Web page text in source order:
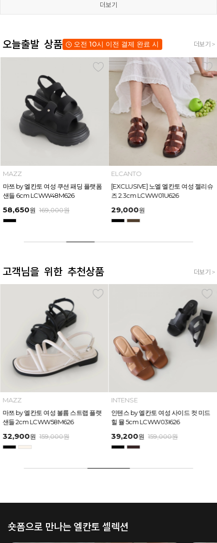
더보기
오늘출발 상품 오전 10시 이전 결제 완료 시 더보기 >
MAZZ
마쯔 by 엘칸토 여성 쿠션 패딩 플랫폼
샌들 6cm LCWW48M626
58,650원 169,000원
ELCANTO
[EXCLUSIVE] 노엘 엘칸토 여성 젤리슈
즈 2.3cm LCWW01U626
29,000원
고객님을 위한 추천상품 더보기 >
MAZZ
마쯔 by 엘칸토 여성 볼륨 스트랩 플랫
샌들 2cm LCWW58M626
32,900원 159,000원
INTENSE
인텐스 by 엘칸토 여성 사이드 컷 미드
힐 뮬 5cm LCWW03I626
39,200원 159,000원
숏폼으로 만나는 엘칸토 셀렉션